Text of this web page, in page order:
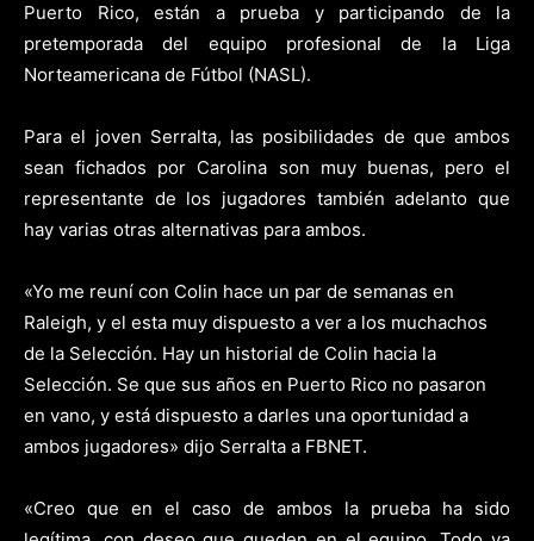
Puerto Rico, están a prueba y participando de la
pretemporada del equipo profesional de la Liga
Norteamericana de Fútbol (NASL).
Para el joven Serralta, las posibilidades de que ambos
sean fichados por Carolina son muy buenas, pero el
representante de los jugadores también adelanto que
hay varias otras alternativas para ambos.
«Yo me reuní con Colin hace un par de semanas en
Raleigh, y el esta muy dispuesto a ver a los muchachos
de la Selección. Hay un historial de Colin hacia la
Selección. Se que sus años en Puerto Rico no pasaron
en vano, y está dispuesto a darles una oportunidad a
ambos jugadores» dijo Serralta a FBNET.
«Creo que en el caso de ambos la prueba ha sido